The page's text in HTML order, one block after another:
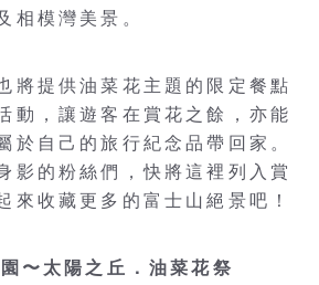
相模灣美景。
將提供油菜花主題的限定餐點
動，讓遊客在賞花之餘，亦能
於自己的旅行紀念品帶回家。
影的粉絲們，快將這裡列入賞
來收藏更多的富士山絕景吧！
〜太陽之丘．油菜花祭